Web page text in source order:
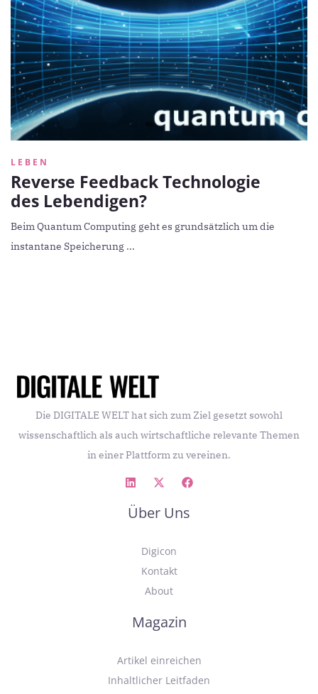
LEBEN
Reverse Feedback Technologie
des Lebendigen?
Beim Quantum Computing geht es grundsätzlich um die
instantane Speicherung ...
Die DIGITALE WELT hat sich zum Ziel gesetzt sowohl
wissenschaftlich als auch wirtschaftliche relevante Themen
in einer Plattform zu vereinen.
Über Uns
Digicon
Kontakt
About
Magazin
Artikel einreichen
Inhaltlicher Leitfaden